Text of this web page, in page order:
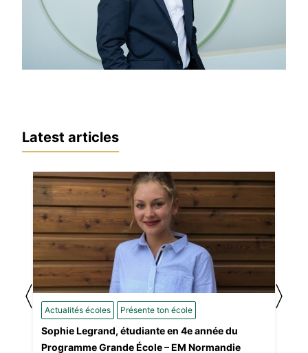
Latest articles
Actualités écoles Présente ton école
Sophie Legrand, étudiante en 4e année du
Programme Grande École – EM Normandie
〈 〉